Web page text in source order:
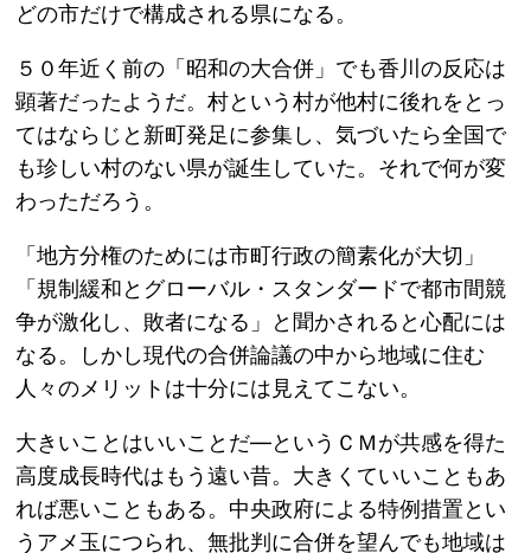
どの市だけで構成される県になる。
５０年近く前の「昭和の大合併」でも香川の反応は
顕著だったようだ。村という村が他村に後れをとっ
てはならじと新町発足に参集し、気づいたら全国で
も珍しい村のない県が誕生していた。それで何が変
わっただろう。
「地方分権のためには市町行政の簡素化が大切」
「規制緩和とグローバル・スタンダードで都市間競
争が激化し、敗者になる」と聞かされると心配には
なる。しかし現代の合併論議の中から地域に住む
人々のメリットは十分には見えてこない。
大きいことはいいことだ―というＣＭが共感を得た
高度成長時代はもう遠い昔。大きくていいこともあ
れば悪いこともある。中央政府による特例措置とい
うアメ玉につられ、無批判に合併を望んでも地域は